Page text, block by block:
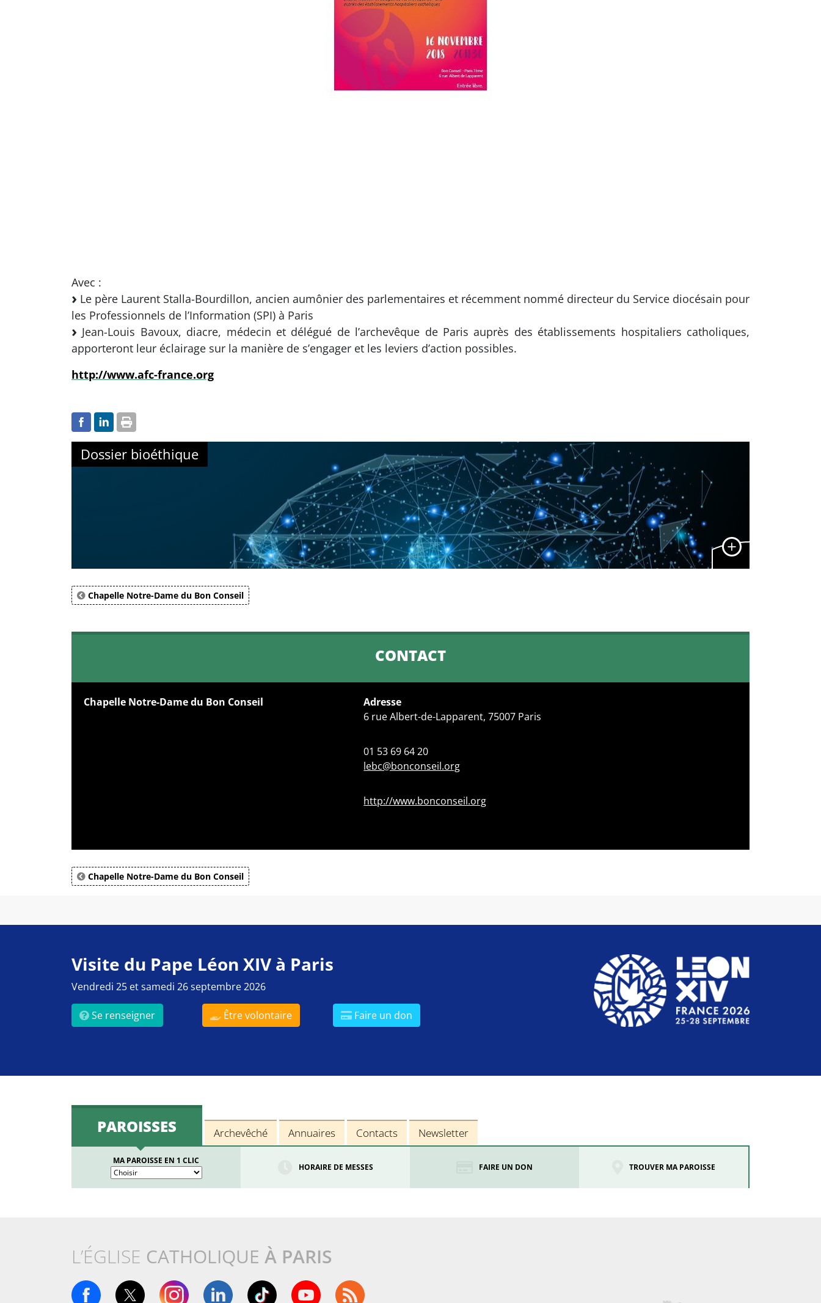
Avec :
Le père Laurent Stalla-Bourdillon, ancien aumônier des parlementaires et récemment nommé directeur du Service diocésain pour
les Professionnels de l’Information (SPI) à Paris
Jean-Louis Bavoux, diacre, médecin et délégué de l’archevêque de Paris auprès des établissements hospitaliers catholiques,
apporteront leur éclairage sur la manière de s’engager et les leviers d’action possibles.
http://www.afc-france.org
Dossier bioéthique
Chapelle Notre-Dame du Bon Conseil
CONTACT
Chapelle Notre-Dame du Bon Conseil
Adresse
6 rue Albert-de-Lapparent, 75007 Paris
01 53 69 64 20
lebc@bonconseil.org
http://www.bonconseil.org
Chapelle Notre-Dame du Bon Conseil
Visite du Pape Léon XIV à Paris
Vendredi 25 et samedi 26 septembre 2026
Se renseigner Être volontaire Faire un don
PAROISSES Archevêché Annuaires Contacts Newsletter
MA PAROISSE EN 1 CLIC
HORAIRE DE MESSES FAIRE UN DON TROUVER MA PAROISSE
L’ÉGLISE CATHOLIQUE À PARIS